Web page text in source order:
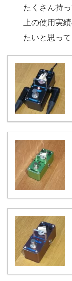
たくさん持
上の使用実
たいと思って